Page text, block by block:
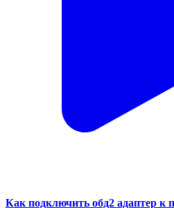
Как подключить обд2 адаптер